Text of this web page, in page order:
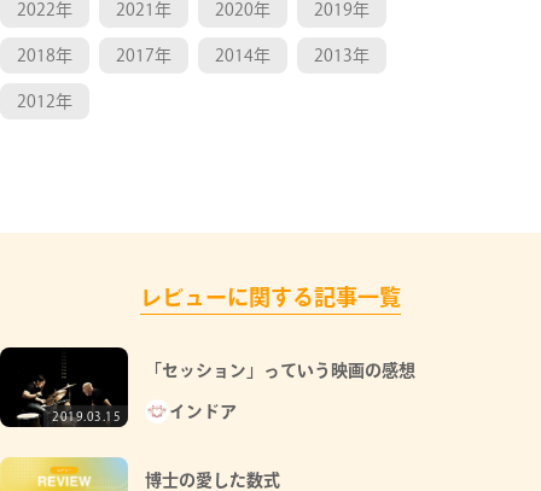
2022年 2021年 2020年 2019年
2018年 2017年 2014年 2013年
2012年
レビューに関する記事一覧
2019.03.15
「セッション」っていう映画の感想
インドア
博士の愛した数式